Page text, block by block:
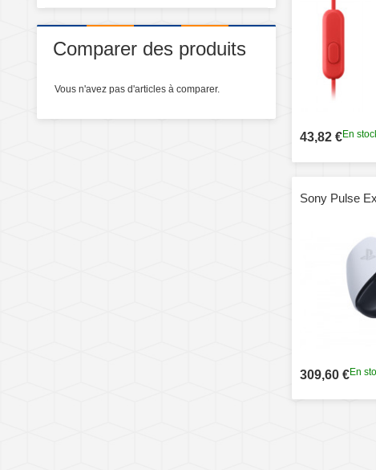
43,82 €En
Sony Pulse
309,60 €En
Comparer des produits
Vous n'avez pas d'articles à comparer.